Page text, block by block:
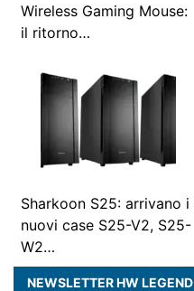
Wireless Gaming Mouse:
il ritorno…
Sharkoon S25: arrivano i
nuovi case S25-V2, S25-
W2…
NEWSLETTER HW LEGEND